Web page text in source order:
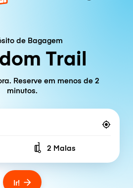
de Bagagem
Trail
Reserve em menos de 2
minutos.
Number of bags
2 Malas
Ir!